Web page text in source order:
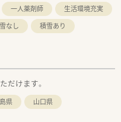
一人薬剤師
生活環境充実
なし 積雪あり
だけます。
県 山口県